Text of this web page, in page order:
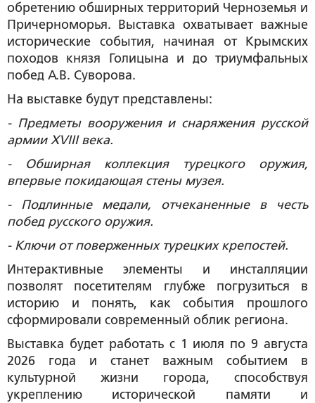
обретению обширных территорий Черноземья и
Причерноморья. Выставка охватывает важные
исторические события, начиная от Крымских
походов князя Голицына и до триумфальных
побед А.В. Суворова.
На выставке будут представлены:
- Предметы вооружения и снаряжения русской
армии XVIII века.
- Обширная коллекция турецкого оружия,
впервые покидающая стены музея.
- Подлинные медали, отчеканенные в честь
побед русского оружия.
- Ключи от поверженных турецких крепостей.
Интерактивные элементы и инсталляции
позволят посетителям глубже погрузиться в
историю и понять, как события прошлого
сформировали современный облик региона.
Выставка будет работать с 1 июля по 9 августа
2026 года и станет важным событием в
культурной жизни города, способствуя
укреплению исторической памяти и